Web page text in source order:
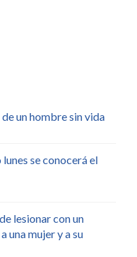
un hombre sin vida
se conocerá el
lesionar con un
una mujer y a su